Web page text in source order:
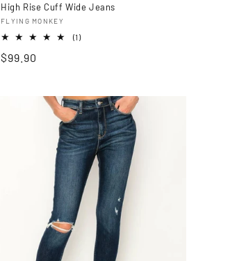
High Rise Cuff Wide Jeans
Proveedor:
FLYING MONKEY
(1)1
Precio
$99.90